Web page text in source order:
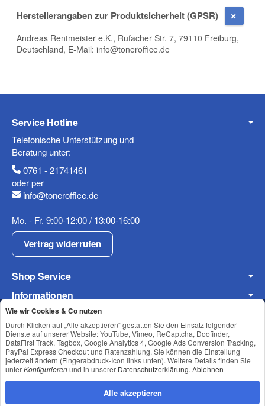
Frage zum Artikel
Datenschutzerklärung
Frage abschicken
Herstellerangaben zur Produktsicherheit (GPSR)
Andreas Rentmeister e.K., Rufacher Str. 7, 79110 Freiburg,
Deutschland, E-Mail: info@toneroffice.de
Service Hotline
Telefonische Unterstützung und
Beratung unter:
0761 - 21741461
oder per
info@toneroffice.de
Mo. - Fr. 9:00-12:00 / 13:00-16:00
Vertrag widerrufen
Shop Service
Informationen
Newsletter Abonnieren
Datenschutz•Impressum
Wie wir Cookies & Co nutzen
Durch Klicken auf „Alle akzeptieren“ gestatten Sie den Einsatz folgender
Dienste auf unserer Website: YouTube, Vimeo, ReCaptcha, Doofinder,
DataFirst Track, Tagbox, Google Analytics 4, Google Ads Conversion Tracking,
PayPal Express Checkout und Ratenzahlung. Sie können die Einstellung
jederzeit ändern (Fingerabdruck-Icon links unten). Weitere Details finden Sie
unterKonfigurierenund in unserer Datenschutzerklärung. Ablehnen
Alle akzeptieren